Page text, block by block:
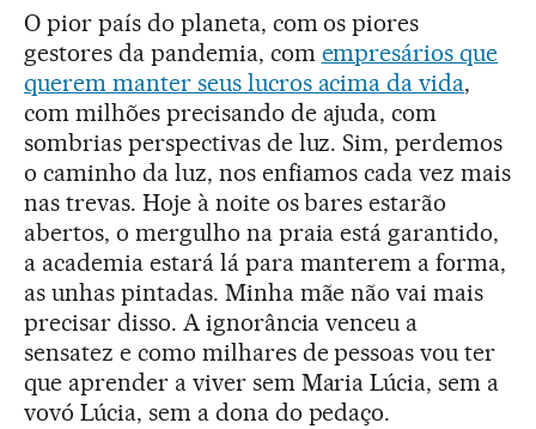
O pior país do planeta, com os piores
gestores da pandemia, com empresários que
querem manter seus lucros acima da vida,
com milhões precisando de ajuda, com
sombrias perspectivas de luz. Sim, perdemos
o caminho da luz, nos enfiamos cada vez mais
nas trevas. Hoje à noite os bares estarão
abertos, o mergulho na praia está garantido,
a academia estará lá para manterem a forma,
as unhas pintadas. Minha mãe não vai mais
precisar disso. A ignorância venceu a
sensatez e como milhares de pessoas vou ter
que aprender a viver sem Maria Lúcia, sem a
vovó Lúcia, sem a dona do pedaço.